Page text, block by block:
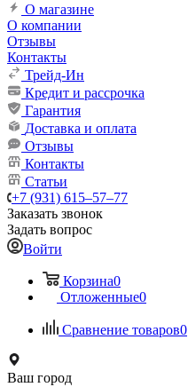
О магазине
О компании
Отзывы
Контакты
Трейд-Ин
Кредит и рассрочка
Гарантия
Доставка и оплата
Отзывы
Контакты
Статьи
+7 (931) 615‒57‒77
Заказать звонок
Задать вопрос
Войти
Корзина0
Отложенные0
Сравнение товаров0
Ваш город